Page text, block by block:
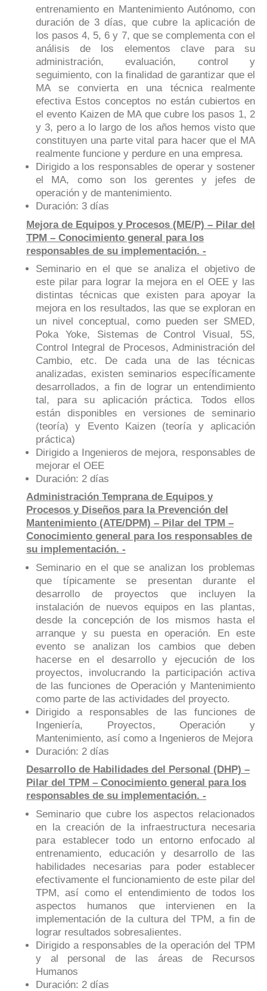
entrenamiento en Mantenimiento Autónomo, con
duración de 3 días, que cubre la aplicación de
los pasos 4, 5, 6 y 7, que se complementa con el
análisis de los elementos clave para su
administración, evaluación, control y
seguimiento, con la finalidad de garantizar que el
MA se convierta en una técnica realmente
efectiva Estos conceptos no están cubiertos en
el evento Kaizen de MA que cubre los pasos 1, 2
y 3, pero a lo largo de los años hemos visto que
constituyen una parte vital para hacer que el MA
realmente funcione y perdure en una empresa.
Dirigido a los responsables de operar y sostener
el MA, como son los gerentes y jefes de
operación y de mantenimiento.
Duración: 3 días
Mejora de Equipos y Procesos (ME/P) – Pilar del
TPM – Conocimiento general para los
responsables de su implementación. -
Seminario en el que se analiza el objetivo de
este pilar para lograr la mejora en el OEE y las
distintas técnicas que existen para apoyar la
mejora en los resultados, las que se exploran en
un nivel conceptual, como pueden ser SMED,
Poka Yoke, Sistemas de Control Visual, 5S,
Control Integral de Procesos, Administración del
Cambio, etc. De cada una de las técnicas
analizadas, existen seminarios específicamente
desarrollados, a fin de lograr un entendimiento
tal, para su aplicación práctica. Todos ellos
están disponibles en versiones de seminario
(teoría) y Evento Kaizen (teoría y aplicación
práctica)
Dirigido a Ingenieros de mejora, responsables de
mejorar el OEE
Duración: 2 días
Administración Temprana de Equipos y
Procesos y Diseños para la Prevención del
Mantenimiento (ATE/DPM) – Pilar del TPM –
Conocimiento general para los responsables de
su implementación. -
Seminario en el que se analizan los problemas
que típicamente se presentan durante el
desarrollo de proyectos que incluyen la
instalación de nuevos equipos en las plantas,
desde la concepción de los mismos hasta el
arranque y su puesta en operación. En este
evento se analizan los cambios que deben
hacerse en el desarrollo y ejecución de los
proyectos, involucrando la participación activa
de las funciones de Operación y Mantenimiento
como parte de las actividades del proyecto.
Dirigido a responsables de las funciones de
Ingeniería, Proyectos, Operación y
Mantenimiento, así como a Ingenieros de Mejora
Duración: 2 días
Desarrollo de Habilidades del Personal (DHP) –
Pilar del TPM – Conocimiento general para los
responsables de su implementación. -
Seminario que cubre los aspectos relacionados
en la creación de la infraestructura necesaria
para establecer todo un entorno enfocado al
entrenamiento, educación y desarrollo de las
habilidades necesarias para poder establecer
efectivamente el funcionamiento de este pilar del
TPM, así como el entendimiento de todos los
aspectos humanos que intervienen en la
implementación de la cultura del TPM, a fin de
lograr resultados sobresalientes.
Dirigido a responsables de la operación del TPM
y al personal de las áreas de Recursos
Humanos
Duración: 2 días